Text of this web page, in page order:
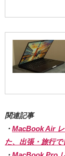
関連記事
・ MacBook Air
た、出張・旅行